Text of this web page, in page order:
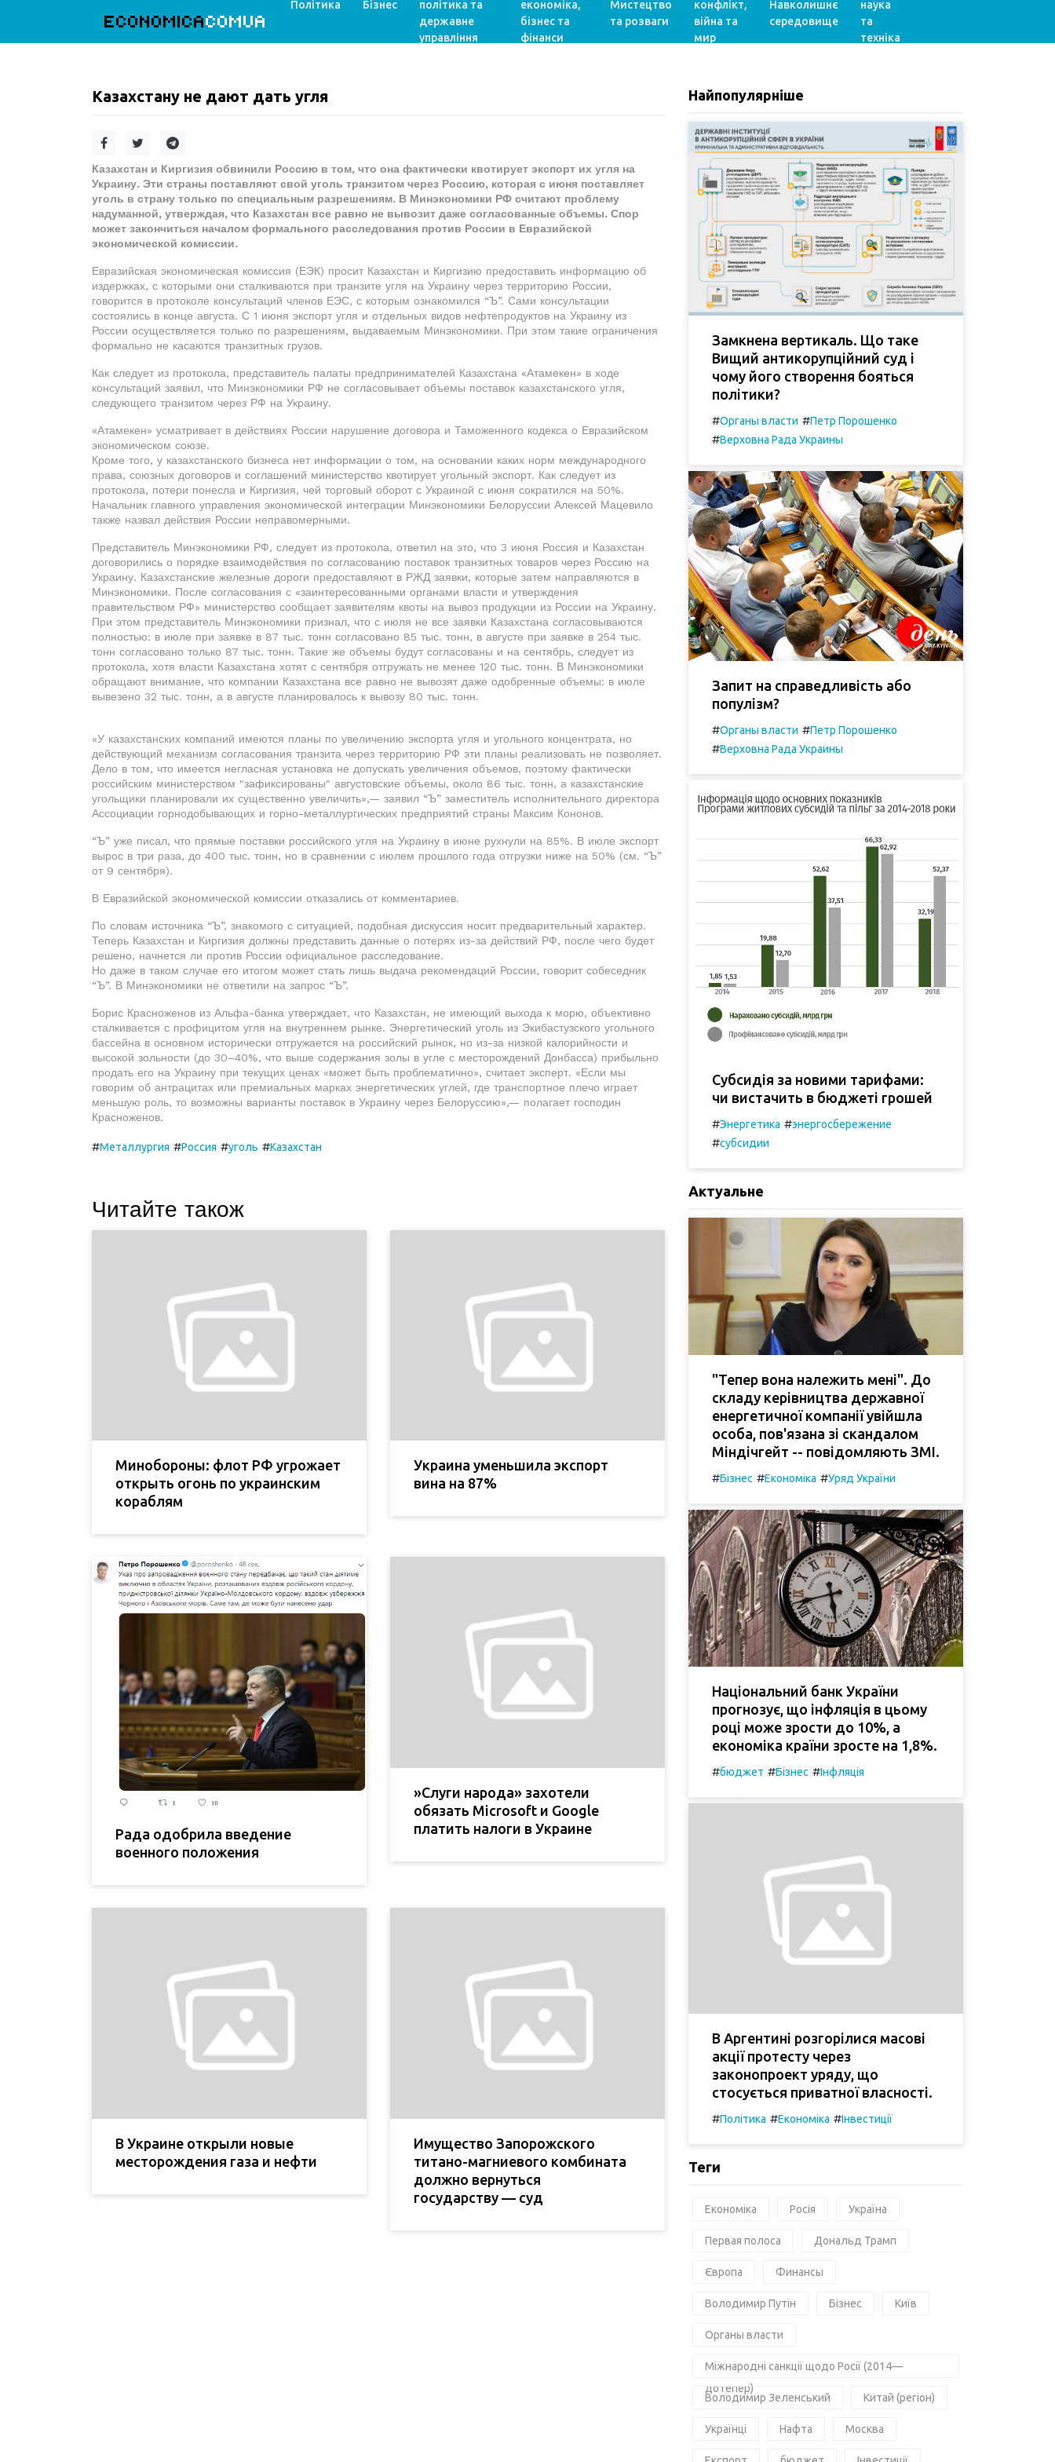
ECONOMICACOMUA
Політика Бізнес
політика та
державне
управління
економіка,
бізнес та
фінанси
Мистецтво
та розваги
конфлікт,
війна та
мир
Навколишнє
середовище
наука
та
техніка
Казахстану не дают дать угля
Казахстан и Киргизия обвинили Россию в том, что она фактически квотирует экспорт их угля на
Украину. Эти страны поставляют свой уголь транзитом через Россию, которая с июня поставляет
уголь в страну только по специальным разрешениям. В Минэкономики РФ считают проблему
надуманной, утверждая, что Казахстан все равно не вывозит даже согласованные объемы. Спор
может закончиться началом формального расследования против России в Евразийской
экономической комиссии.
Евразийская экономическая комиссия (ЕЭК) просит Казахстан и Киргизию предоставить информацию об
издержках, с которыми они сталкиваются при транзите угля на Украину через территорию России,
говорится в протоколе консультаций членов ЕЭС, с которым ознакомился “Ъ”. Сами консультации
состоялись в конце августа. С 1 июня экспорт угля и отдельных видов нефтепродуктов на Украину из
России осуществляется только по разрешениям, выдаваемым Минэкономики. При этом такие ограничения
формально не касаются транзитных грузов.
Как следует из протокола, представитель палаты предпринимателей Казахстана «Атамекен» в ходе
консультаций заявил, что Минэкономики РФ не согласовывает объемы поставок казахстанского угля,
следующего транзитом через РФ на Украину.
«Атамекен» усматривает в действиях России нарушение договора и Таможенного кодекса о Евразийском
экономическом союзе.
Кроме того, у казахстанского бизнеса нет информации о том, на основании каких норм международного
права, союзных договоров и соглашений министерство квотирует угольный экспорт. Как следует из
протокола, потери понесла и Киргизия, чей торговый оборот с Украиной с июня сократился на 50%.
Начальник главного управления экономической интеграции Минэкономики Белоруссии Алексей Мацевило
также назвал действия России неправомерными.
Представитель Минэкономики РФ, следует из протокола, ответил на это, что 3 июня Россия и Казахстан
договорились о порядке взаимодействия по согласованию поставок транзитных товаров через Россию на
Украину. Казахстанские железные дороги предоставляют в РЖД заявки, которые затем направляются в
Минэкономики. После согласования с «заинтересованными органами власти и утверждения
правительством РФ» министерство сообщает заявителям квоты на вывоз продукции из России на Украину.
При этом представитель Минэкономики признал, что с июля не все заявки Казахстана согласовываются
полностью: в июле при заявке в 87 тыс. тонн согласовано 85 тыс. тонн, в августе при заявке в 254 тыс.
тонн согласовано только 87 тыс. тонн. Такие же объемы будут согласованы и на сентябрь, следует из
протокола, хотя власти Казахстана хотят с сентября отгружать не менее 120 тыс. тонн. В Минэкономики
обращают внимание, что компании Казахстана все равно не вывозят даже одобренные объемы: в июле
вывезено 32 тыс. тонн, а в августе планировалось к вывозу 80 тыс. тонн.
«У казахстанских компаний имеются планы по увеличению экспорта угля и угольного концентрата, но
действующий механизм согласования транзита через территорию РФ эти планы реализовать не позволяет.
Дело в том, что имеется негласная установка не допускать увеличения объемов, поэтому фактически
российским министерством "зафиксированы" августовские объемы, около 86 тыс. тонн, а казахстанские
угольщики планировали их существенно увеличить»,— заявил “Ъ” заместитель исполнительного директора
Ассоциации горнодобывающих и горно-металлургических предприятий страны Максим Кононов.
“Ъ” уже писал, что прямые поставки российского угля на Украину в июне рухнули на 85%. В июле экспорт
вырос в три раза, до 400 тыс. тонн, но в сравнении с июлем прошлого года отгрузки ниже на 50% (см. “Ъ”
от 9 сентября).
В Евразийской экономической комиссии отказались от комментариев.
По словам источника “Ъ”, знакомого с ситуацией, подобная дискуссия носит предварительный характер.
Теперь Казахстан и Киргизия должны представить данные о потерях из-за действий РФ, после чего будет
решено, начнется ли против России официальное расследование.
Но даже в таком случае его итогом может стать лишь выдача рекомендаций России, говорит собеседник
“Ъ”. В Минэкономики не ответили на запрос “Ъ”.
Борис Красноженов из Альфа-банка утверждает, что Казахстан, не имеющий выхода к морю, объективно
сталкивается с профицитом угля на внутреннем рынке. Энергетический уголь из Экибастузского угольного
бассейна в основном исторически отгружается на российский рынок, но из-за низкой калорийности и
высокой зольности (до 30–40%, что выше содержания золы в угле с месторождений Донбасса) прибыльно
продать его на Украину при текущих ценах «может быть проблематично», считает эксперт. «Если мы
говорим об антрацитах или премиальных марках энергетических углей, где транспортное плечо играет
меньшую роль, то возможны варианты поставок в Украину через Белоруссию»,— полагает господин
Красноженов.
#Металлургия #Россия #уголь #Казахстан
Читайте також
Минобороны: флот РФ угрожает
открыть огонь по украинским
кораблям
Украина уменьшила экспорт
вина на 87%
Рада одобрила введение
военного положения
»Слуги народа» захотели
обязать Microsoft и Google
платить налоги в Украине
В Украине открыли новые
месторождения газа и нефти
Имущество Запорожского
титано-магниевого комбината
должно вернуться
государству — суд
Найпопулярніше
Замкнена вертикаль. Що таке
Вищий антикорупційний суд і
чому його створення бояться
політики?
#Органы власти #Петр Порошенко
#Верховна Рада Украины
Запит на справедливість або
популізм?
#Органы власти #Петр Порошенко
#Верховна Рада Украины
Субсидія за новими тарифами:
чи вистачить в бюджеті грошей
#Энергетика #энергосбережение
#субсидии
Актуальне
"Тепер вона належить мені". До
складу керівництва державної
енергетичної компанії увійшла
особа, пов'язана зі скандалом
Міндічгейт -- повідомляють ЗМІ.
#Бізнес #Економіка #Уряд України
Національний банк України
прогнозує, що інфляція в цьому
році може зрости до 10%, а
економіка країни зросте на 1,8%.
#бюджет #Бізнес #Інфляція
В Аргентині розгорілися масові
акції протесту через
законопроект уряду, що
стосується приватної власності.
#Політика #Економіка #Інвестиції
Теги
Економіка Росія Україна
Первая полоса Дональд Трамп
Європа Финансы
Володимир Путін Бізнес Київ
Органы власти
Міжнародні санкції щодо Росії (2014—
дотепер)
Володимир Зеленський Китай (регіон)
Українці Нафта Москва